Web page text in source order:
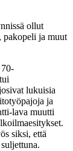
ollut
pakopeli ja muut
lukuisia
ja
lava muutti
siksi, että